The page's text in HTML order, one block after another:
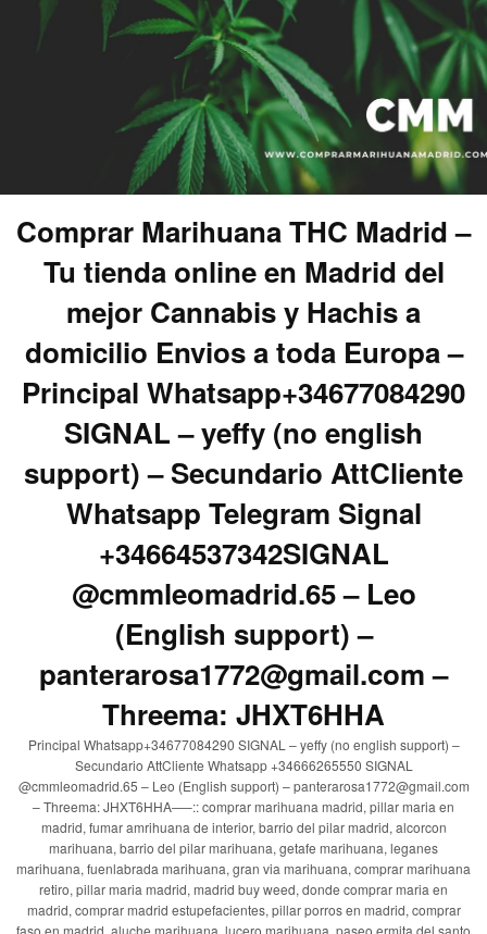
Comprar Marihuana THC Madrid –
Tu tienda online en Madrid del
mejor Cannabis y Hachis a
domicilio Envios a toda Europa –
Principal Whatsapp+34677084290
SIGNAL – yeffy (no english
support) – Secundario AttCliente
Whatsapp Telegram Signal
+34664537342SIGNAL
@cmmleomadrid.65 – Leo
(English support) –
panterarosa1772@gmail.com –
Threema: JHXT6HHA
Principal Whatsapp+34677084290 SIGNAL – yeffy (no english support) –
Secundario AttCliente Whatsapp +34666265550 SIGNAL
@cmmleomadrid.65 – Leo (English support) – panterarosa1772@gmail.com
– Threema: JHXT6HHA—–:: comprar marihuana madrid, pillar maria en
madrid, fumar amrihuana de interior, barrio del pilar madrid, alcorcon
marihuana, barrio del pilar marihuana, getafe marihuana, leganes
marihuana, fuenlabrada marihuana, gran via marihuana, comprar marihuana
retiro, pillar maria madrid, madrid buy weed, donde comprar maria en
madrid, comprar madrid estupefacientes, pillar porros en madrid, comprar